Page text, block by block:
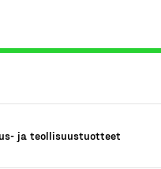
ja teollisuustuotteet